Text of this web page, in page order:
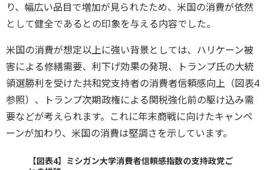
り、幅広い品目で増加が見られたため、米国の消費が依然
として健全であるとの印象を与える内容でした。
米国の消費が想定以上に強い背景としては、ハリケーン被
害による修繕需要、利下げ効果の発現、トランプ氏の大統
領選勝利を受けた共和党支持者の消費者信頼感向上（図表4
参照）、トランプ次期政権による関税強化前の駆け込み需
要などが考えられます。これに年末商戦に向けたキャンペ
ーンが加わり、米国の消費は堅調さを示しています。
【図表4】ミシガン大学消費者信頼感指数の支持政党ご